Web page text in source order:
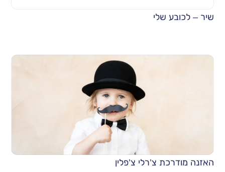
שיר – לכובע שלי
האזנה מודרכת צ’רלי צ’פלין